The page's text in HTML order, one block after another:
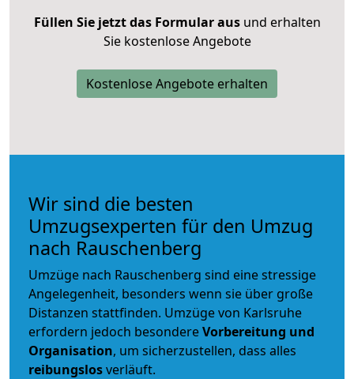
Füllen Sie jetzt das Formular ausund erhalten
Sie kostenlose Angebote
Kostenlose Angebote erhalten
Wir sind die besten
Umzugsexperten für den Umzug
nach Rauschenberg
Umzüge nach Rauschenberg sind eine stressige
Angelegenheit, besonders wenn sie über große
Distanzen stattfinden. Umzüge von Karlsruhe
erfordern jedoch besondereVorbereitung und
Organisation, um sicherzustellen, dass alles
reibungslosverläuft.